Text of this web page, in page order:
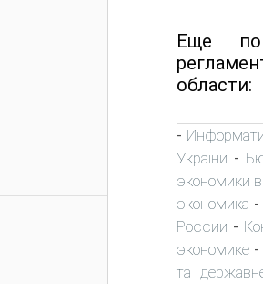
Еще по
области:
-
України -
экономики
экономика -
России -
экономике -
та